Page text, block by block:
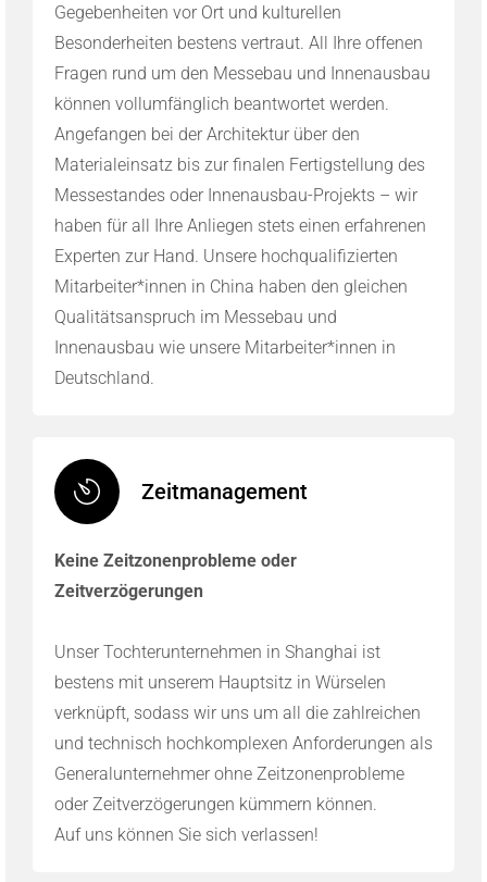
Gegebenheiten vor Ort und kulturellen
Besonderheiten bestens vertraut. All Ihre offenen
Fragen rund um den Messebau und Innenausbau
können vollumfänglich beantwortet werden.
Angefangen bei der Architektur über den
Materialeinsatz bis zur finalen Fertigstellung des
Messestandes oder Innenausbau-Projekts – wir
haben für all Ihre Anliegen stets einen erfahrenen
Experten zur Hand. Unsere hochqualifizierten
Mitarbeiter*innen in China haben den gleichen
Qualitätsanspruch im Messebau und
Innenausbau wie unsere Mitarbeiter*innen in
Deutschland.
Zeitmanagement
Keine Zeitzonenprobleme oder
Zeitverzögerungen
Unser Tochterunternehmen in Shanghai ist
bestens mit unserem Hauptsitz in Würselen
verknüpft, sodass wir uns um all die zahlreichen
und technisch hochkomplexen Anforderungen als
Generalunternehmer ohne Zeitzonenprobleme
oder Zeitverzögerungen kümmern können.
Auf uns können Sie sich verlassen!